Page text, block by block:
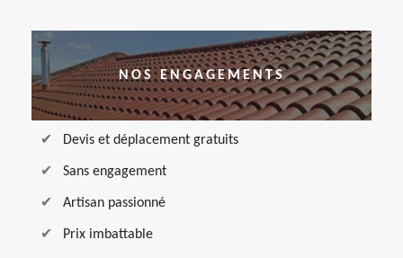
NOS ENGAGEMENTS
Devis et déplacement gratuits
Sans engagement
Artisan passionné
Prix imbattable